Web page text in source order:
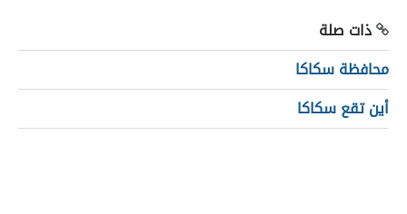
ذات صلة
محافظة سكاكا
أين تقع سكاكا